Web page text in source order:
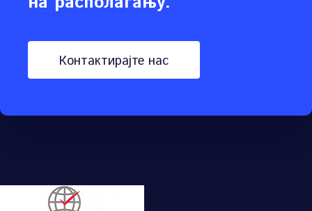
контактирајте нас